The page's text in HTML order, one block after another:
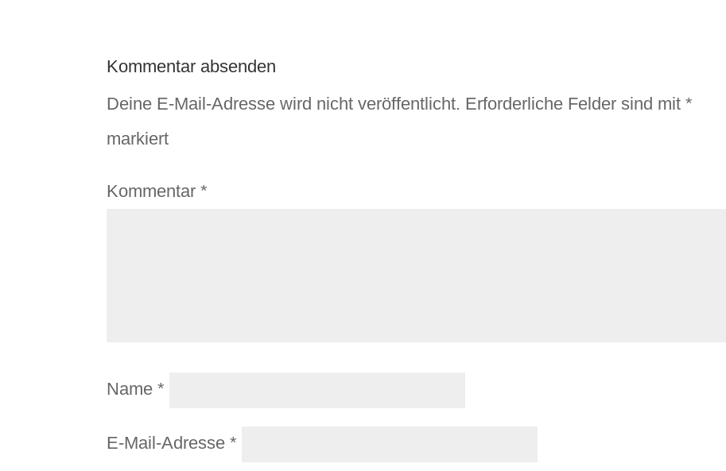
Kommentar absenden
Deine E-Mail-Adresse wird nicht veröffentlicht. Erforderliche Felder sind mit*
markiert
Kommentar*
Name*
E-Mail-Adresse*